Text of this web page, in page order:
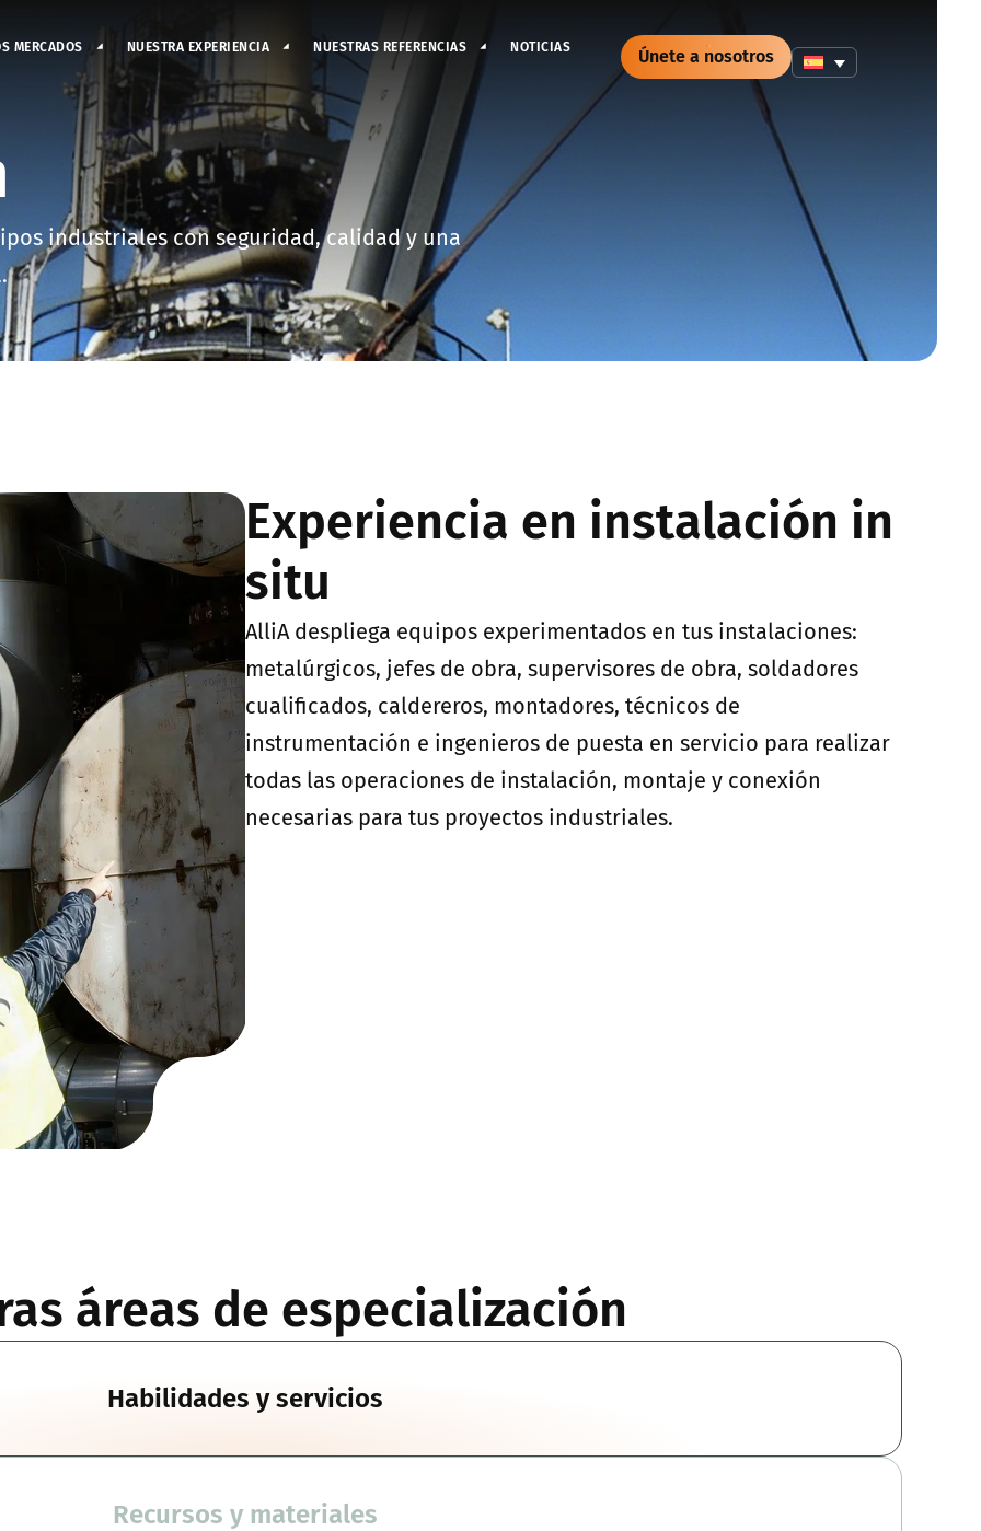
MERCADOS NUESTRA EXPERIENCIA NUESTRAS REFERENCIAS NOTICIAS Únete a nosotros
industriales con seguridad, calidad y una
Experiencia en instalación in
situ
AlliA despliega equipos experimentados en tus instalaciones:
metalúrgicos, jefes de obra, supervisores de obra, soldadores
cualificados, caldereros, montadores, técnicos de
instrumentación e ingenieros de puesta en servicio para realizar
todas las operaciones de instalación, montaje y conexión
necesarias para tus proyectos industriales.
áreas de especialización
Habilidades y servicios
Recursos y materiales